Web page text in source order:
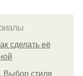
сделать её
Выбор стиля